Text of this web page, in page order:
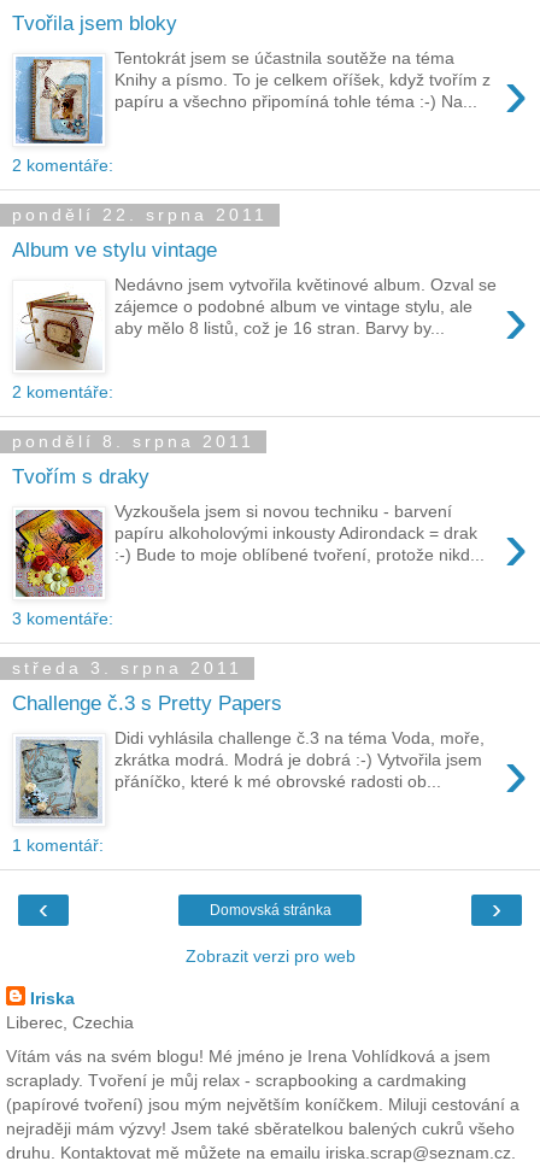
Tvořila jsem bloky
›
Tentokrát jsem se účastnila soutěže na téma
Knihy a písmo. To je celkem oříšek, když tvořím z
papíru a všechno připomíná tohle téma :-) Na...
2 komentáře:
pondělí 22. srpna 2011
Album ve stylu vintage
›
Nedávno jsem vytvořila květinové album. Ozval se
zájemce o podobné album ve vintage stylu, ale
aby mělo 8 listů, což je 16 stran. Barvy by...
2 komentáře:
pondělí 8. srpna 2011
Tvořím s draky
›
Vyzkoušela jsem si novou techniku - barvení
papíru alkoholovými inkousty Adirondack = drak
:-) Bude to moje oblíbené tvoření, protože nikd...
3 komentáře:
středa 3. srpna 2011
Challenge č.3 s Pretty Papers
›
Didi vyhlásila challenge č.3 na téma Voda, moře,
zkrátka modrá. Modrá je dobrá :-) Vytvořila jsem
přáníčko, které k mé obrovské radosti ob...
1 komentář:
‹ ›
Domovská stránka
Zobrazit verzi pro web
Iriska
Liberec, Czechia
Vítám vás na svém blogu! Mé jméno je Irena Vohlídková a jsem
scraplady. Tvoření je můj relax - scrapbooking a cardmaking
(papírové tvoření) jsou mým největším koníčkem. Miluji cestování a
nejraději mám výzvy! Jsem také sběratelkou balených cukrů všeho
druhu. Kontaktovat mě můžete na emailu iriska.scrap@seznam.cz.